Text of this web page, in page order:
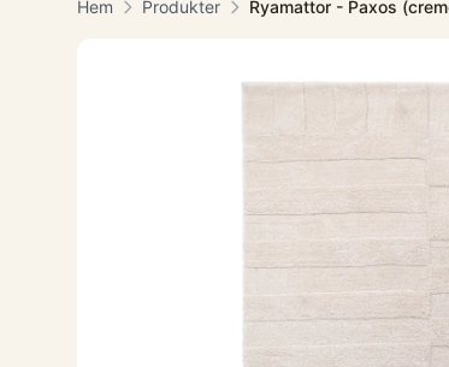
Hem Produkter Ryamattor - Paxos